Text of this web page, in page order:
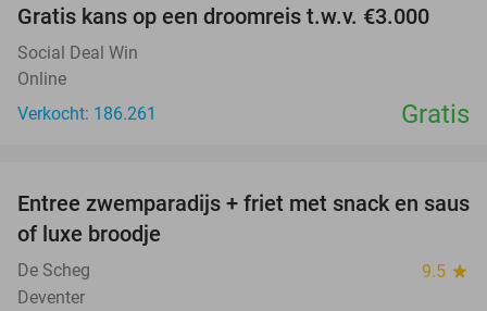
Gratis kans op een droomreis t.w.v. €3.000
Social Deal Win
Online
Verkocht: 186.261
Gratis
20%
Entree zwemparadijs + friet met snack en saus
of luxe broodje
De Scheg 9.5 star
Deventer